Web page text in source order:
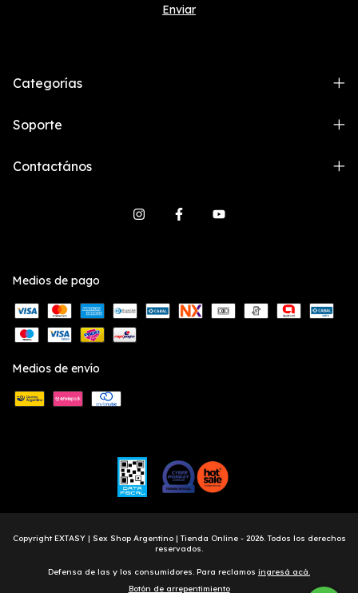
Categorías
Soporte
Contactános
Medios de pago
Medios de envío
Copyright EXTASY | Sex Shop Argentino | Tienda Online - 2026. Todos los derechos
reservados.
Defensa de las y los consumidores. Para reclamos ingresá acá.
Botón de arrepentimiento